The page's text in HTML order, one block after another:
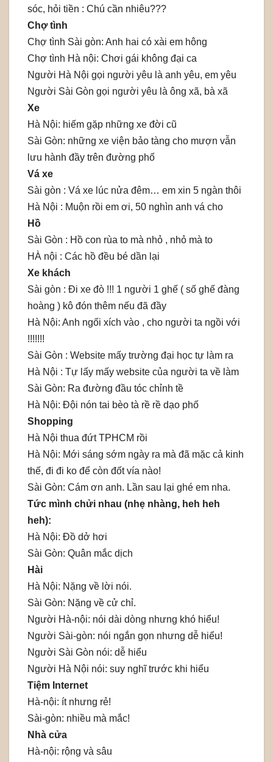
sóc, hỏi tiền : Chú cần nhiêu???
Chợ tình
Chợ tình Sài gòn: Anh hai có xài em hông
Chợ tình Hà nội: Chơi gái không đại ca
Người Hà Nội gọi người yêu là anh yêu, em yêu
Người Sài Gòn gọi người yêu là ông xã, bà xã
Xe
Hà Nội: hiếm gặp những xe đời cũ
Sài Gòn: những xe viện bảo tàng cho mượn vẫn
lưu hành đầy trên đường phố
Vá xe
Sài gòn : Vá xe lúc nửa đêm… em xin 5 ngàn thôi
Hà Nội : Muộn rồi em ơi, 50 nghìn anh vá cho
Hồ
Sài Gòn : Hồ con rùa to mà nhỏ , nhỏ mà to
HÀ nội : Các hồ đều bé dần lại
Xe khách
Sài gòn : Đi xe đò !!! 1 người 1 ghế ( số ghế đàng
hoàng ) kô đón thêm nếu đã đầy
Hà Nội: Anh ngối xích vào , cho người ta ngồi với
!!!!!!!
Sài Gòn : Website mấy trường đại học tự làm ra
Hà Nội : Tự lấy mấy website của người ta về làm
Sài Gòn: Ra đường đầu tóc chỉnh tề
Hà Nội: Đội nón tai bèo tà rề rề dạo phố
Shopping
Hà Nội thua đứt TPHCM rồi
Hà Nội: Mới sáng sớm ngày ra mà đã mặc cả kinh
thế, đi đi ko để còn đốt vía nào!
Sài Gòn: Cám ơn anh. Lần sau lại ghé em nha.
Tức mình chửi nhau (nhẹ nhàng, heh heh
heh):
Hà Nội: Đồ dở hơi
Sài Gòn: Quân mắc dịch
Hài
Hà Nội: Nặng về lời nói.
Sài Gòn: Nặng về cử chỉ.
Người Hà-nội: nói dài dòng nhưng khó hiểu!
Người Sài-gòn: nói ngắn gọn nhưng dễ hiểu!
Người Sài Gòn nói: dễ hiểu
Người Hà Nội nói: suy nghĩ trước khi hiểu
Tiệm Internet
Hà-nội: ít nhưng rẻ!
Sài-gòn: nhiều mà mắc!
Nhà cửa
Hà-nội: rộng và sâu